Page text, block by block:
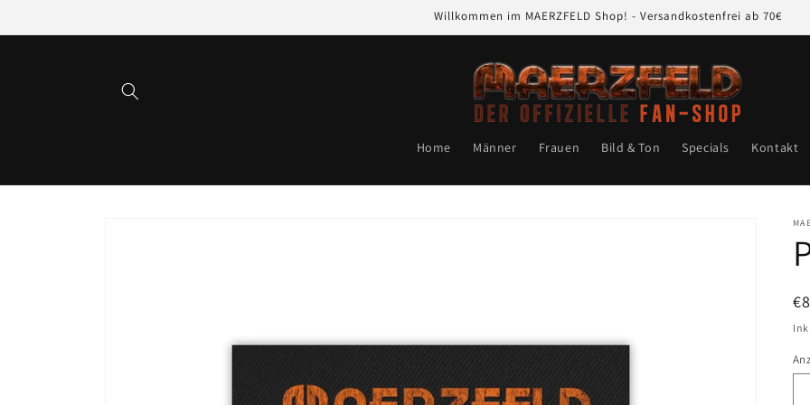
Inhalt
Willkommen im MAERZFELD Shop! - Versandkostenfrei ab 70€
Home Männer Frauen Bild & Ton Specials Kontakt